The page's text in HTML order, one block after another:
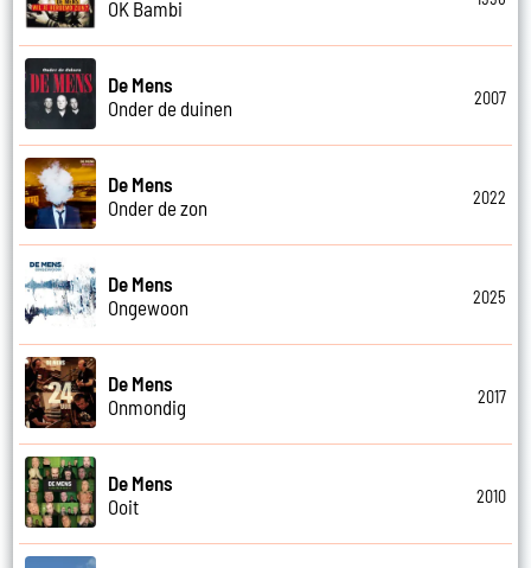
OK Bambi
De Mens
Onder de duinen
2007
De Mens
Onder de zon
2022
De Mens
Ongewoon
2025
De Mens
Onmondig
2017
De Mens
Ooit
2010